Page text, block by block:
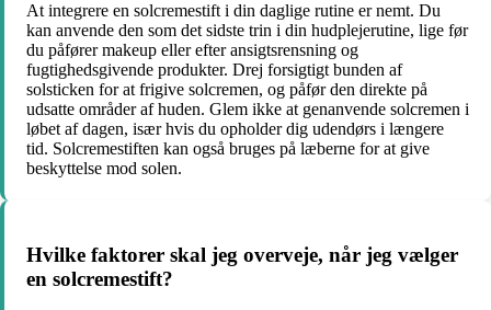
At integrere en solcremestift i din daglige rutine er nemt. Du
kan anvende den som det sidste trin i din hudplejerutine, lige før
du påfører makeup eller efter ansigtsrensning og
fugtighedsgivende produkter. Drej forsigtigt bunden af
solsticken for at frigive solcremen, og påfør den direkte på
udsatte områder af huden. Glem ikke at genanvende solcremen i
løbet af dagen, især hvis du opholder dig udendørs i længere
tid. Solcremestiften kan også bruges på læberne for at give
beskyttelse mod solen.
Hvilke faktorer skal jeg overveje, når jeg vælger
en solcremestift?